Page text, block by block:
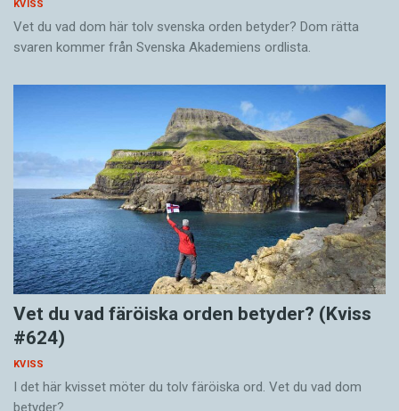
KVISS
Vet du vad dom här tolv svenska orden betyder? Dom rätta
svaren kommer från Svenska Akademiens ordlista.
Vet du vad färöiska orden betyder? (Kviss
#624)
KVISS
I det här kvisset möter du tolv färöiska ord. Vet du vad dom
betyder?